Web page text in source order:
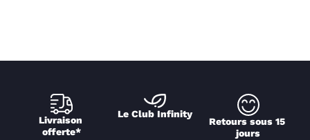
Livraison
offerte*
Le Club Infinity
Retours sous 15
jours